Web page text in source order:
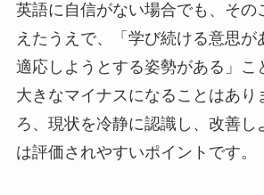
英語に自信がない場合でも、その
えたうえで、「学び続ける意思が
適応しようとする姿勢がある」こ
大きなマイナスになることはあり
ろ、現状を冷静に認識し、改善し
は評価されやすいポイントです。